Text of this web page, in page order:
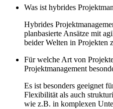
Was ist hybrides
Hybrides
planbasierte Ansätze mit
beider Welten in Projekten
Für welche Art von
Projektmanagement
Es ist besonders geeignet
Flexibilität als auch
wie z.B. in komplexen